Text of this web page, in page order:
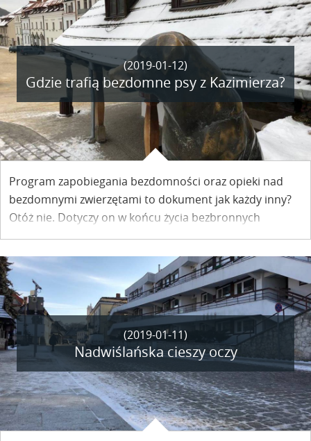
(2019-01-12)
Gdzie trafią bezdomne psy z Kazimierza?
Program zapobiegania bezdomności oraz opieki nad
bezdomnymi zwierzętami to dokument jak każdy inny?
Otóż nie. Dotyczy on w końcu życia bezbronnych
stworzeń, głównie psów. O tym, do jakiego schroniska
będą trafiać bezdomne psy z terenu naszej gminy, już
niebawem zadecydują władze miasta.
(2019-01-11)
Nadwiślańska cieszy oczy